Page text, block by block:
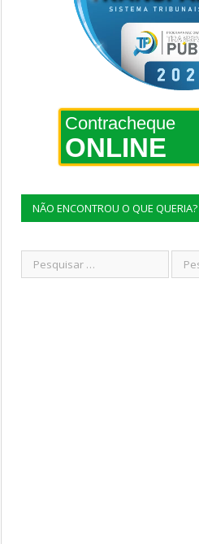
Contracheque
ONLINE
NÃO ENCONTROU O QUE QUERIA?